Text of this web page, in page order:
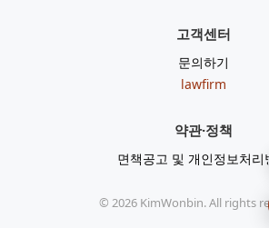
고객센터
문의하기
lawfirm
약관·정책
면책공고 및 개인정보처리
© 2026KimWonbin. All rights